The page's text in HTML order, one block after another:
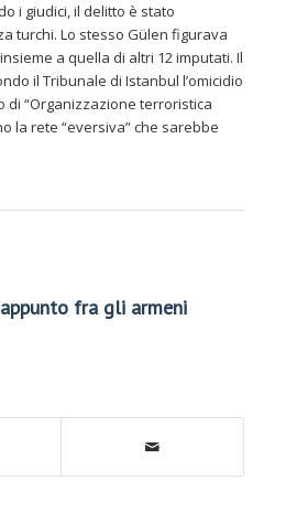
i giudici, il delitto è stato
turchi. Lo stesso Gülen figurava
a quella di altri 12 imputati. Il
il Tribunale di Istanbul l’omicidio
di “Organizzazione terroristica
la rete “eversiva” che sarebbe
fra gli armeni